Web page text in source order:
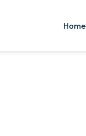
Home